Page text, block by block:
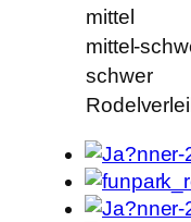
mittel
mittel-
schwer